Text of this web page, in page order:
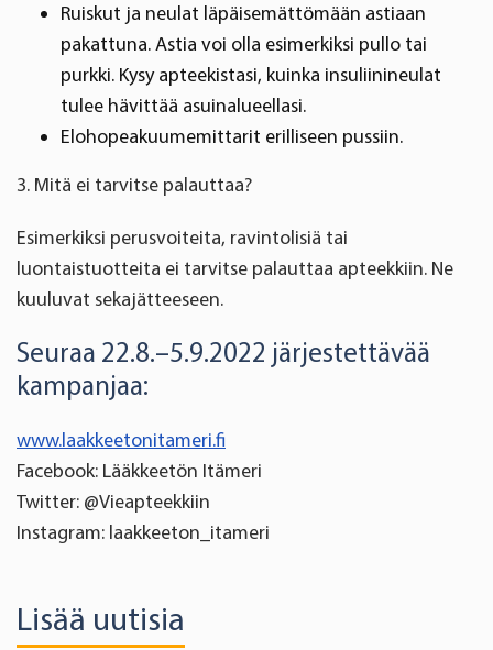
Ruiskut ja neulat läpäisemättömään astiaan
pakattuna. Astia voi olla esimerkiksi pullo tai
purkki. Kysy apteekistasi, kuinka insuliinineulat
tulee hävittää asuinalueellasi.
Elohopeakuumemittarit erilliseen pussiin.
3. Mitä ei tarvitse palauttaa?
Esimerkiksi perusvoiteita, ravintolisiä tai
luontaistuotteita ei tarvitse palauttaa apteekkiin. Ne
kuuluvat sekajätteeseen.
Seuraa 22.8.–5.9.2022 järjestettävää
kampanjaa:
www.laakkeetonitameri.fi
Facebook: Lääkkeetön Itämeri
Twitter: @Vieapteekkiin
Instagram: laakkeeton_itameri
Lisää uutisia